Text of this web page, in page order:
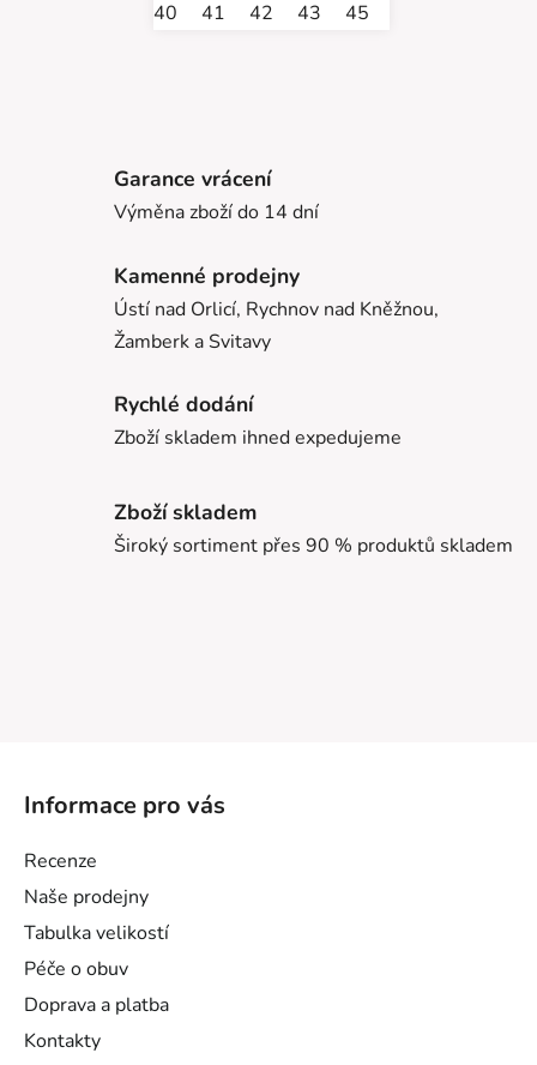
40 41 42 43 45
Garance vrácení
Výměna zboží do 14 dní
Kamenné prodejny
Ústí nad Orlicí, Rychnov nad Kněžnou,
Žamberk a Svitavy
Rychlé dodání
Zboží skladem ihned expedujeme
Zboží skladem
Široký sortiment přes 90 % produktů skladem
Informace pro vás
Recenze
Naše prodejny
Tabulka velikostí
Péče o obuv
Doprava a platba
Kontakty